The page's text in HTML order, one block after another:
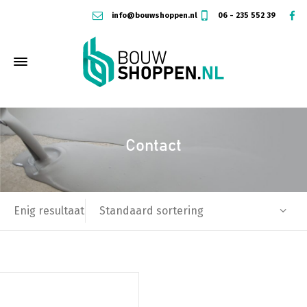
info@bouwshoppen.nl 06 - 235 552 39
Contact
Enig resultaat Standaard sortering